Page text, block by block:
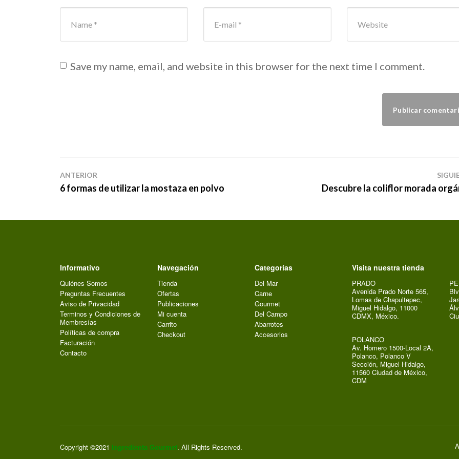
Save my name, email, and website in this browser for the next time I comment.
ANTERIOR
6 formas de utilizar la mostaza en polvo Descubre la coliflor morada
Informativo
Quiénes Somos
Preguntas Frecuentes
Aviso de Privacidad
Terminos y Condiciones de
Membresías
Políticas de compra
Facturación
Contacto
Navegación
Tienda
Ofertas
Publicaciones
Mi cuenta
Carrito
Checkout
Categorías
Del Mar
Carne
Gourmet
Del Campo
Abarrotes
Accesorios
Visita nuestra tienda
PRADO
Avenida Prado Norte 565,
Lomas de Chapultepec,
Miguel Hidalgo, 11000
CDMX, México.
POLANCO
Av. Homero 1500-Local 2A,
Polanco, Polanco V
Sección, Miguel Hidalgo,
11560 Ciudad de México,
CDM
Copyright ©2021 Ingredienta Gourmet. All Rights Reserved.